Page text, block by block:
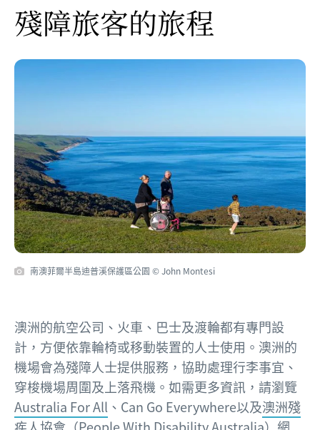
殘障旅客的旅程
南澳菲爾半島迪普溪保護區公園 © John Montesi
澳洲的航空公司、火車、巴士及渡輪都有專門設
計，方便依靠輪椅或移動裝置的人士使用。澳洲的
機場會為殘障人士提供服務，協助處理行李事宜、
穿梭機場周圍及上落飛機。如需更多資訊，請瀏覽
Australia For All 、Can Go Everywhere以及澳洲殘